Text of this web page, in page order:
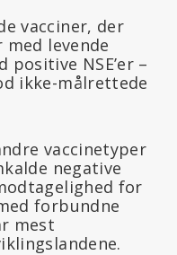
vacciner, der
med levende
NSE’er –
ikke-målrettede
vaccinetyper
negative
for
forbundne
mest